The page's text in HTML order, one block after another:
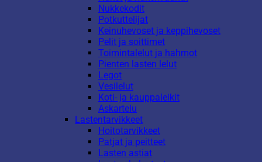
Nukkekodit
Potkuttelijat
Keinuhevoset ja keppihevoset
Pelit ja soittimet
Toimintalelut ja hahmot
Pienten lasten lelut
Legot
Vesilelut
Koti- ja kauppaleikit
Askartelu
Lastentarvikkeet
Hoitotarvikkeet
Patjat ja peitteet
Lasten astiat